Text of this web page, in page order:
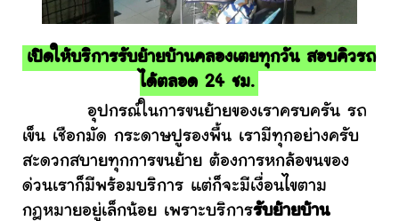
เปิดให้บริการรับย้ายบ้านคลองเตยทุกวัน สอบคิวรถ
ได้ตลอด 24 ชม.
อุปกรณ์ในการขนย้ายของเราครบครัน รถ
เข็น เชือกมัด กระดาษปูรองพื้น เรามีทุกอย่างครับ
สะดวกสบายทุกการขนย้าย ต้องการหกล้อขนของ
ด่วนเราก็มีพร้อมบริการ แต่ก็จะมีเงื่อนไขตาม
กฎหมายอยู่เล็กน้อย เพราะบริการรับย้ายบ้าน